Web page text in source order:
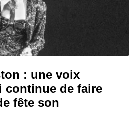
: une voix
continue de faire
fête son